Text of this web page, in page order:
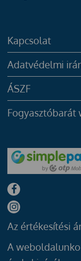
Kapcsolat
Adatvédelmi
ÁSZF
Fogyasztóbarát
Az értékesítési
A